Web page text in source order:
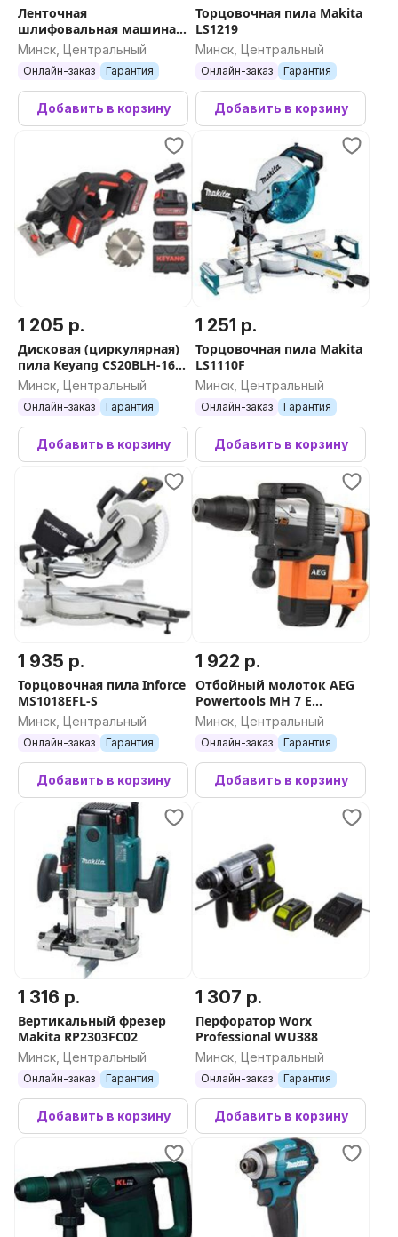
Ленточная
шлифовальная машина
Messer M3336 10-40-810
Минск, Центральный
Онлайн-заказ Гарантия
Добавить в корзину
Торцовочная пила Makita
LS1219
Минск, Центральный
Онлайн-заказ Гарантия
Добавить в корзину
1 205 р.
Дисковая (циркулярная)
пила Keyang CS20BLH-165
(Set)
Минск, Центральный
Онлайн-заказ Гарантия
Добавить в корзину
1 251 р.
Торцовочная пила Makita
LS1110F
Минск, Центральный
Онлайн-заказ Гарантия
Добавить в корзину
1 935 р.
Торцовочная пила Inforce
MS1018EFL-S
Минск, Центральный
Онлайн-заказ Гарантия
Добавить в корзину
1 922 р.
Отбойный молоток AEG
Powertools MH 7 E
4935459422
Минск, Центральный
Онлайн-заказ Гарантия
Добавить в корзину
1 316 р.
Вертикальный фрезер
Makita RP2303FC02
Минск, Центральный
Онлайн-заказ Гарантия
Добавить в корзину
1 307 р.
Перфоратор Worx
Professional WU388
Минск, Центральный
Онлайн-заказ Гарантия
Добавить в корзину